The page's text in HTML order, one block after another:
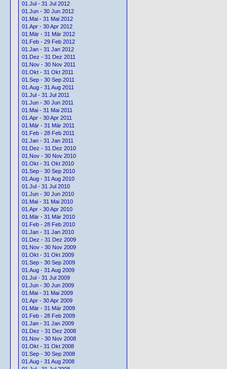
01.Jul - 31 Jul 2012
01.Jun - 30 Jun 2012
01.Mai - 31 Mai 2012
01.Apr - 30 Apr 2012
01.Mär - 31 Mär 2012
01.Feb - 29 Feb 2012
01.Jan - 31 Jan 2012
01.Dez - 31 Dez 2011
01.Nov - 30 Nov 2011
01.Okt - 31 Okt 2011
01.Sep - 30 Sep 2011
01.Aug - 31 Aug 2011
01.Jul - 31 Jul 2011
01.Jun - 30 Jun 2011
01.Mai - 31 Mai 2011
01.Apr - 30 Apr 2011
01.Mär - 31 Mär 2011
01.Feb - 28 Feb 2011
01.Jan - 31 Jan 2011
01.Dez - 31 Dez 2010
01.Nov - 30 Nov 2010
01.Okt - 31 Okt 2010
01.Sep - 30 Sep 2010
01.Aug - 31 Aug 2010
01.Jul - 31 Jul 2010
01.Jun - 30 Jun 2010
01.Mai - 31 Mai 2010
01.Apr - 30 Apr 2010
01.Mär - 31 Mär 2010
01.Feb - 28 Feb 2010
01.Jan - 31 Jan 2010
01.Dez - 31 Dez 2009
01.Nov - 30 Nov 2009
01.Okt - 31 Okt 2009
01.Sep - 30 Sep 2009
01.Aug - 31 Aug 2009
01.Jul - 31 Jul 2009
01.Jun - 30 Jun 2009
01.Mai - 31 Mai 2009
01.Apr - 30 Apr 2009
01.Mär - 31 Mär 2009
01.Feb - 28 Feb 2009
01.Jan - 31 Jan 2009
01.Dez - 31 Dez 2008
01.Nov - 30 Nov 2008
01.Okt - 31 Okt 2008
01.Sep - 30 Sep 2008
01.Aug - 31 Aug 2008